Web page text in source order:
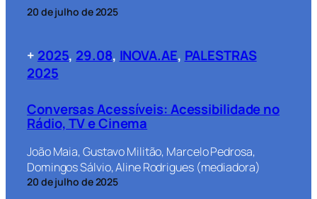
20 de julho de 2025
+ 2025, 29.08, INOVA.AE, PALESTRAS
2025
Conversas Acessíveis: Acessibilidade no
Rádio, TV e Cinema
João Maia, Gustavo Militão, Marcelo Pedrosa,
Domingos Sálvio, Aline Rodrigues (mediadora)
20 de julho de 2025